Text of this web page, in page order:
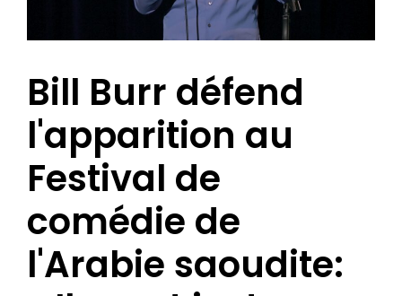
Bill Burr défend
l'apparition au
Festival de
comédie de
l'Arabie saoudite: